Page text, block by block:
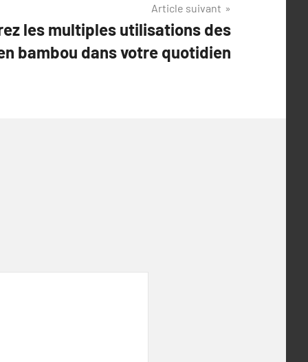
Article suivant
les multiples utilisations des
bambou dans votre quotidien